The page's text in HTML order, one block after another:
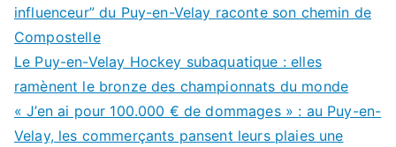
influenceur” du Puy-en-Velay raconte son chemin de
Compostelle
Le Puy-en-Velay Hockey subaquatique : elles
ramènent le bronze des championnats du monde
« J’en ai pour 100.000 € de dommages » : au Puy-en-
Velay, les commerçants pansent leurs plaies une